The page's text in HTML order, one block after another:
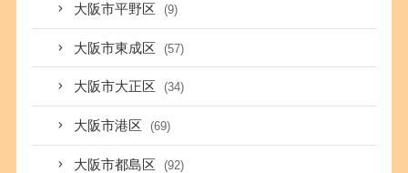
大阪市平野区 (9)
大阪市東成区 (57)
大阪市大正区 (34)
大阪市港区 (69)
大阪市都島区 (92)